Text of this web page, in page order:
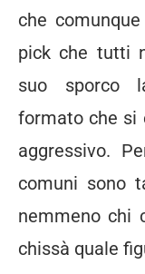
che
pick che tutti
suo sporco
formato che si
aggressivo.
comuni sono
nemmeno chi
chissà quale